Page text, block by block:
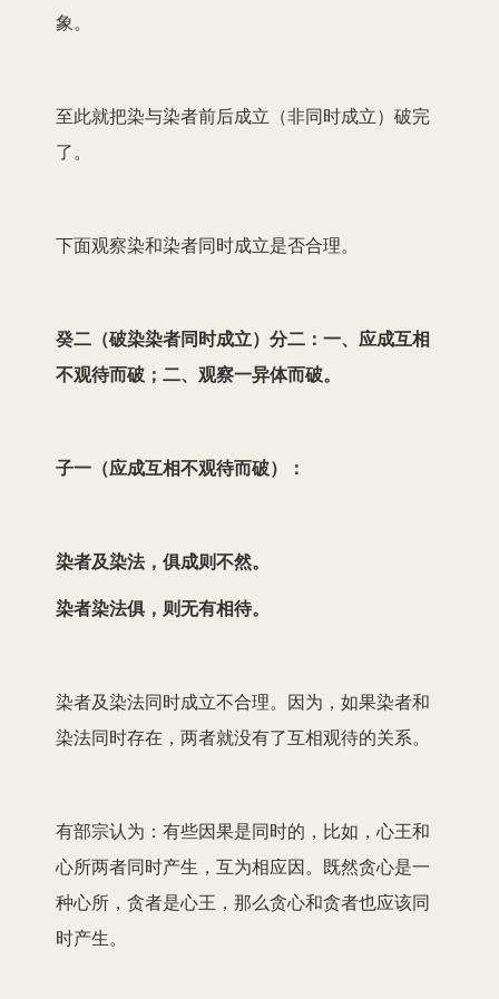
象。
至此就把染与染者前后成立（非同时成立）破完
了。
下面观察染和染者同时成立是否合理。
癸二（破染染者同时成立）分二：一、应成互相
不观待而破；二、观察一异体而破。
子一（应成互相不观待而破）：
染者及染法，俱成则不然。
染者染法俱，则无有相待。
染者及染法同时成立不合理。因为，如果染者和
染法同时存在，两者就没有了互相观待的关系。
有部宗认为：有些因果是同时的，比如，心王和
心所两者同时产生，互为相应因。既然贪心是一
种心所，贪者是心王，那么贪心和贪者也应该同
时产生。